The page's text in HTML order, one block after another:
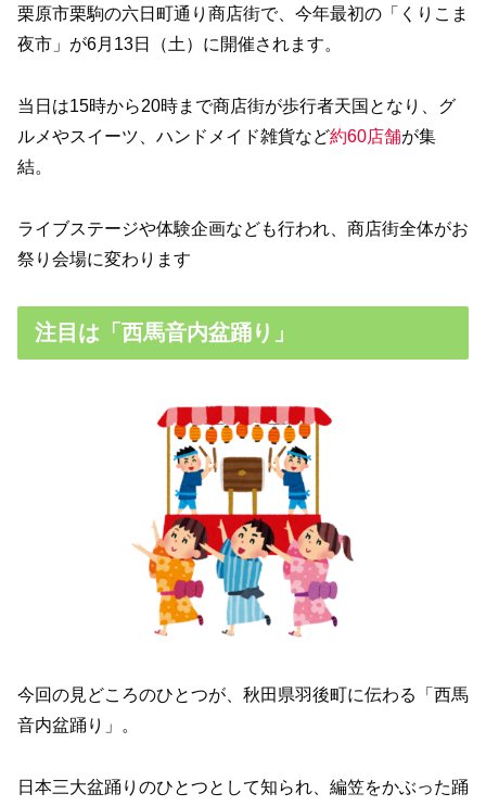
栗原市栗駒の六日町通り商店街で、今年最初の「くりこま
夜市」が6月13日（土）に開催されます。
当日は15時から20時まで商店街が歩行者天国となり、グ
ルメやスイーツ、ハンドメイド雑貨など約60店舗が集
結。
ライブステージや体験企画なども行われ、商店街全体がお
祭り会場に変わります
注目は「西馬音内盆踊り」
今回の見どころのひとつが、秋田県羽後町に伝わる「西馬
音内盆踊り」。
日本三大盆踊りのひとつとして知られ、編笠をかぶった踊